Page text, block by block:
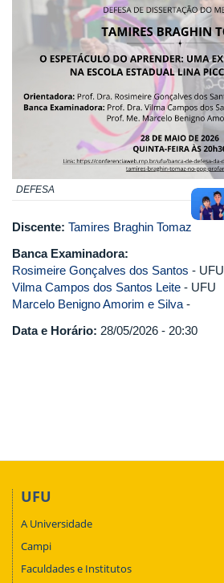
DEFESA
Discente: Tamires Braghin Tomaz
Banca Examinadora:
Rosimeire Gonçalves dos Santos - UFU
Vilma Campos dos Santos Leite - UFU
Marcelo Benigno Amorim e Silva -
Data e Horário: 28/05/2026 - 20:30
UFU
A Universidade
Campi
Faculdades e Institutos